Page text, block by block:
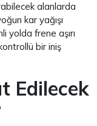
alanlarda
kar yağışı
yolda frene aşırı
bir iniş
Edilecek